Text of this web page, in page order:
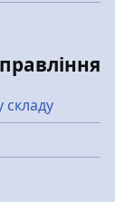
складу